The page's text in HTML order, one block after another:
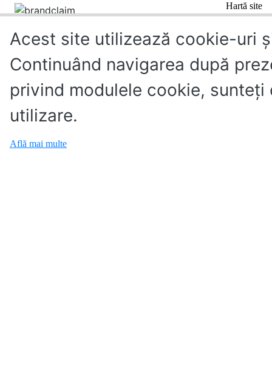
Hartă site
Acest site utilizează cookie-uri
Continuând navigarea după
privind modulele cookie,
utilizare.
Află mai multe